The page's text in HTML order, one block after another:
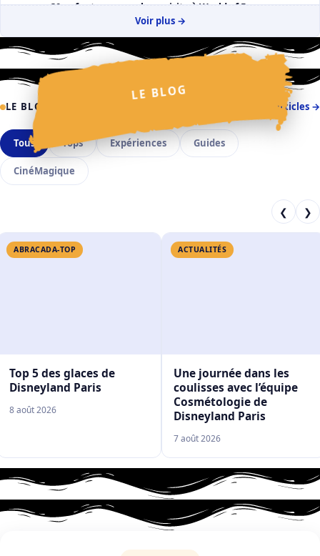
30 enfants espagnols en visite à World of Frozen
2 juillet 2026
La Cavalcade des Princesses Disney : Claire Salmon en
dévoile un peu plus
Voir plus →
✩
✦
✩
✧
LE BLOG
LE BLOG Tous les articles →
Tous Tops Expériences Guides
CinéMagique
❮ ❯
ABRACADA-TOP
Top 5 des glaces de
Disneyland Paris
8 août 2026
ACTUALITÉS
Une journée dans les
coulisses avec l’équipe
Cosmétologie de
Disneyland Paris
7 août 2026